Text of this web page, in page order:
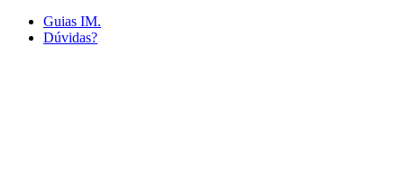
Guias IM.
Dúvidas?